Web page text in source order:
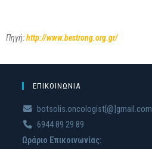
Πηγή:http://www.bestrong.org.gr/
ΕΠΙΚΟΙΝΩΝΙΑ
botsolis.oncologist[@]gmail.com
6944 89 29 89
Ωράριο Επικοινωνίας: